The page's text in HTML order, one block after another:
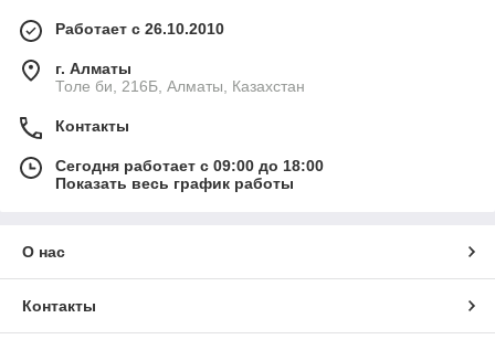
Работает с 26.10.2010
г. Алматы
Толе би, 216Б, Алматы, Казахстан
Контакты
Сегодня работает с 09:00 до 18:00
Показать весь график работы
О нас
Контакты